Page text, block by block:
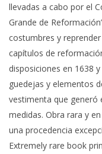
llevadas a cabo por el
Grande de
costumbres y
capítulos de
disposiciones en 1638
guedejas y elementos
vestimenta que generó
medidas. Obra rara y
una procedencia
Extremely rare book